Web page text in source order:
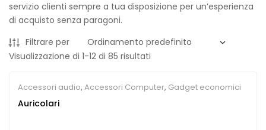
servizio clienti sempre a tua disposizione per un’esperienza
di acquisto senza paragoni.
Filtrare per
Visualizzazione di 1-12 di 85 risultati
Accessori audio, Accessori Computer, Gadget economici
Auricolari